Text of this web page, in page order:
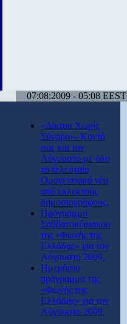
07:08:2009 - 05:08 EEST
«Δίκτυο Χωρίς
Σύνορα»- Κοντά
σας και τον
Αύγουστο με όλο
τα τελευταία
Ομογενειακά νέα
από εκλεκτούς
δημοσιογράφους.
Πρόγραμμα
Σαββατοκύριακου
της «Φωνής της
Ελλάδας» για τον
Αύγουστο 2009.
Ημερήσιο
πρόγραμμα της
«Φωνής της
Ελλάδας» για τον
Αύγουστο 2009.